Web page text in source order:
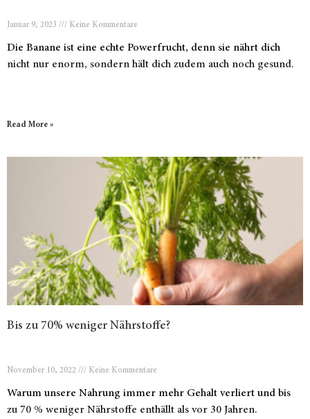
Januar 9, 2023 Keine Kommentare
Die Banane ist eine echte Powerfrucht, denn sie nährt dich
nicht nur enorm, sondern hält dich zudem auch noch gesund.
Read More »
Bis zu 70% weniger Nährstoffe?
November 10, 2022 Keine Kommentare
Warum unsere Nahrung immer mehr Gehalt verliert und bis
zu 70 % weniger Nährstoffe enthällt als vor 30 Jahren.